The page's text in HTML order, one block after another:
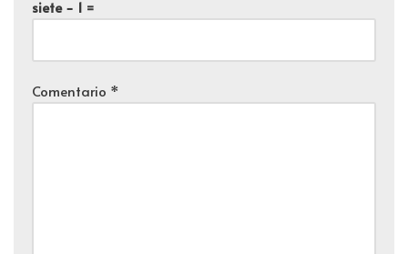
siete − 1 =
Comentario *